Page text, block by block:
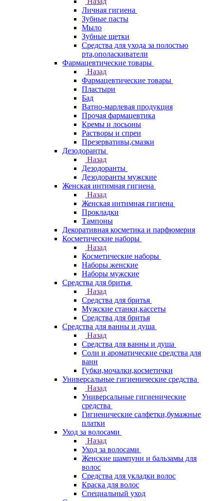
Личная гигиена
Зубные пасты
Мыло
Зубные щетки
Средства для ухода за полостью
рта,ополаскиватели
Фармацевтические товары
Назад
Фармацевтические товары
Пластыри
Бад
Ватно-марлевая продукция
Прочая фармацевтика
Кремы и лосьоны
Растворы и спреи
Презервативы,смазки
Дезодоранты
Назад
Дезодоранты
Дезодоранты мужские
Женская интимная гигиена
Назад
Женская интимная гигиена
Прокладки
Тампоны
Декоративная косметика и парфюмерия
Косметические наборы
Назад
Косметические наборы
Наборы женские
Наборы мужские
Средства для бритья
Назад
Средства для бритья
Мужские станки,кассеты
Средства для бритья
Средства для ванны и душа
Назад
Средства для ванны и душа
Соли и ароматические средства для
ванн
Губки,мочалки,косметички
Универсальные гигиенические средства
Назад
Универсальные гигиенические
средства
Гигиенические салфетки,бумажные
платки
Уход за волосами
Назад
Уход за волосами
Женские шампуни и бальзамы для
волос
Средства для укладки волос
Краска для волос
Специальный уход